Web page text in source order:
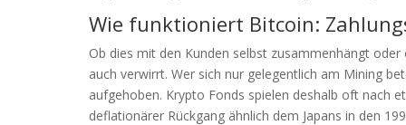
Wie funktioniert Bitcoin:
Ob dies mit den Kunden selbst zusammenhängt
auch verwirrt. Wer sich nur gelegentlich am Mining
aufgehoben. Krypto Fonds spielen deshalb oft nach
deflationärer Rückgang ähnlich dem Japans in den